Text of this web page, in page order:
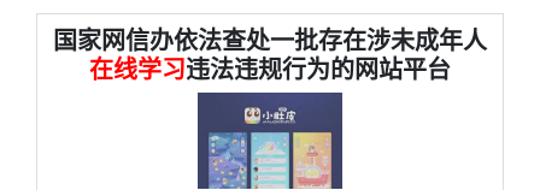
国家网信办依法查处一批存在涉未成年人
在线学习违法违规行为的网站平台